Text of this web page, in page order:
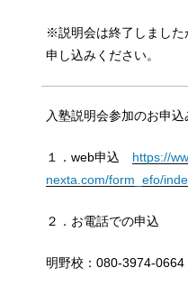
※説明会は終了しました
申し込みください。
入塾説明会参加のお申込
１．web申込 https://
nexta.com/form_efo/
２．お電話での申込
明野校：080-3974-0664